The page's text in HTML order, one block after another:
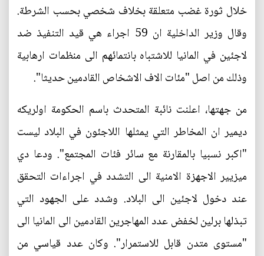
خلال ثورة غضب متعلقة بخلاف شخصي بحسب الشرطة.
وقال وزير الداخلية ان 59 اجراء هي قيد التنفيذ ضد
لاجئين في المانيا للاشتباه بانتمائهم الى منظمات ارهابية
وذلك من اصل "مئات الاف الاشخاص القادمين حديثا".
من جهتها، اعلنت نائبة المتحدث باسم الحكومة اولريكه
ديمير ان المخاطر التي يمثلها اللاجئون في البلاد ليست
"اكبر نسبيا بالمقارنة مع سائر فئات المجتمع". ودعا دي
ميزيير الاجهزة الامنية الى التشدد في اجراءات التحقق
عند دخول لاجئين الى البلاد. وشدد على الجهود التي
تبذلها برلين لخفض عدد المهاجرين القادمين الى المانيا الى
"مستوى متدن قابل للاستمرار". وكان عدد قياسي من